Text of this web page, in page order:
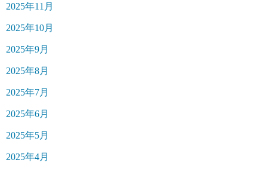
2025年11月
2025年10月
2025年9月
2025年8月
2025年7月
2025年6月
2025年5月
2025年4月